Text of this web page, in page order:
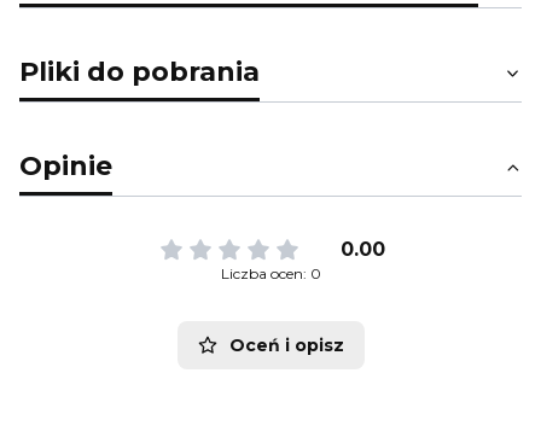
Pliki do pobrania
Opinie
0.00
Liczba ocen: 0
Oceń i opisz